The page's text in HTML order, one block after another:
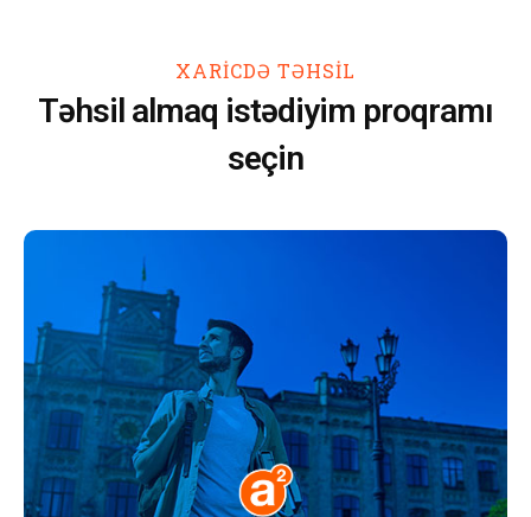
XARICDƏ TƏHSIL
Təhsil almaq istədiyim proqramı
seçin